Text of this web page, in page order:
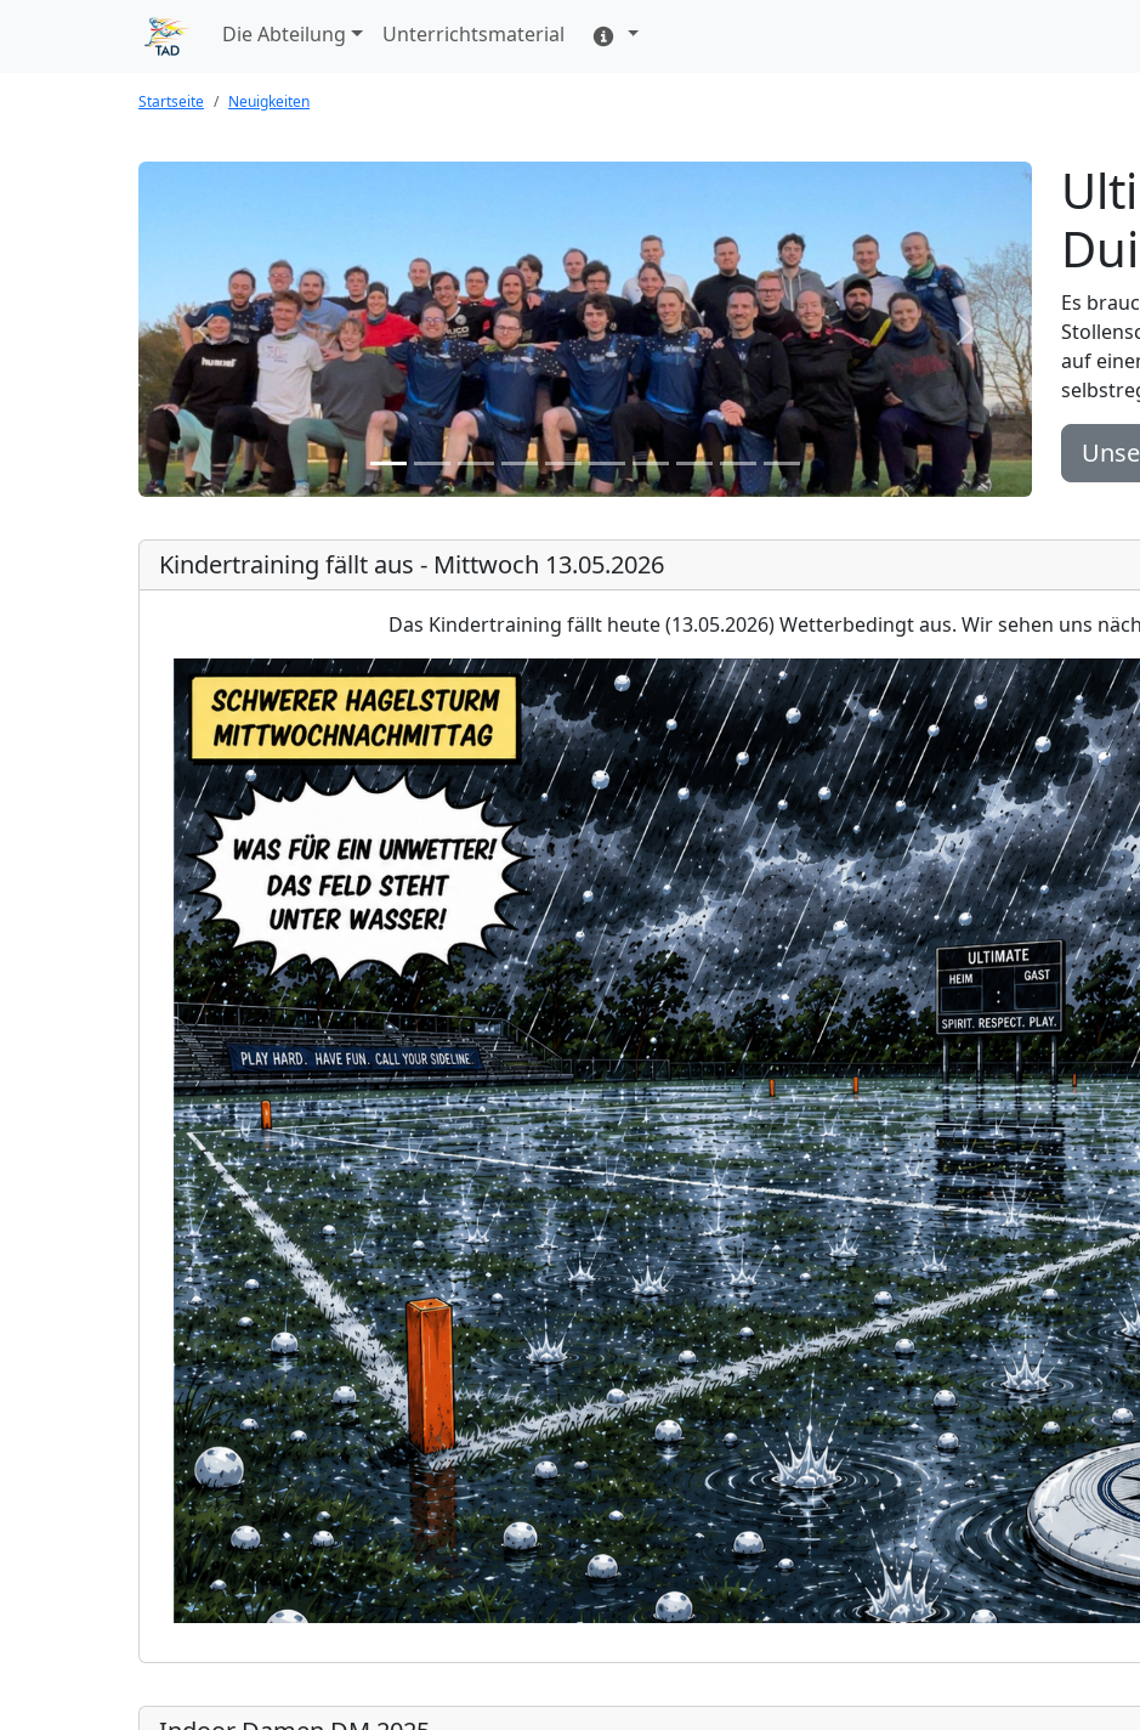
Die Abteilung Unterrichtsmaterial
Startseite Neuigkeiten
Nächstes Vorheriges
Es
auf
Kindertraining fällt aus - Mittwoch 13.05.2026
Das Kindertraining fällt heute (13.05.2026) Wetterbedingt aus. Wir sehen uns